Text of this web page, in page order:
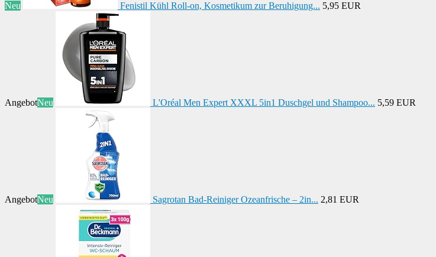
Neu Fenistil Kühl Roll-on, Kosmetikum zur Beruhigung... 5,95 EUR
AngebotNeu L'Oréal Men Expert XXXL 5in1 Duschgel und Shampoo... 5,59 EUR
AngebotNeu Sagrotan Bad-Reiniger Ozeanfrische – 2in... 2,81 EUR